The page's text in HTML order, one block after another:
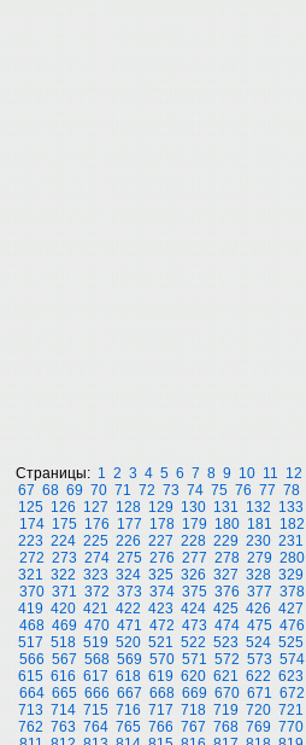
Страницы: 1 2 3 4 5 6 7 8 9 10 11 12
67 68 69 70 71 72 73 74 75 76 77 78
125 126 127 128 129 130 131 132 133
174 175 176 177 178 179 180 181 182
223 224 225 226 227 228 229 230 231
272 273 274 275 276 277 278 279 280
321 322 323 324 325 326 327 328 329
370 371 372 373 374 375 376 377 378
419 420 421 422 423 424 425 426 427
468 469 470 471 472 473 474 475 476
517 518 519 520 521 522 523 524 525
566 567 568 569 570 571 572 573 574
615 616 617 618 619 620 621 622 623
664 665 666 667 668 669 670 671 672
713 714 715 716 717 718 719 720 721
762 763 764 765 766 767 768 769 770